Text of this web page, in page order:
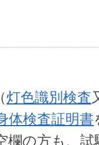
灯色識別検査
体検査証明書
欄の方も、